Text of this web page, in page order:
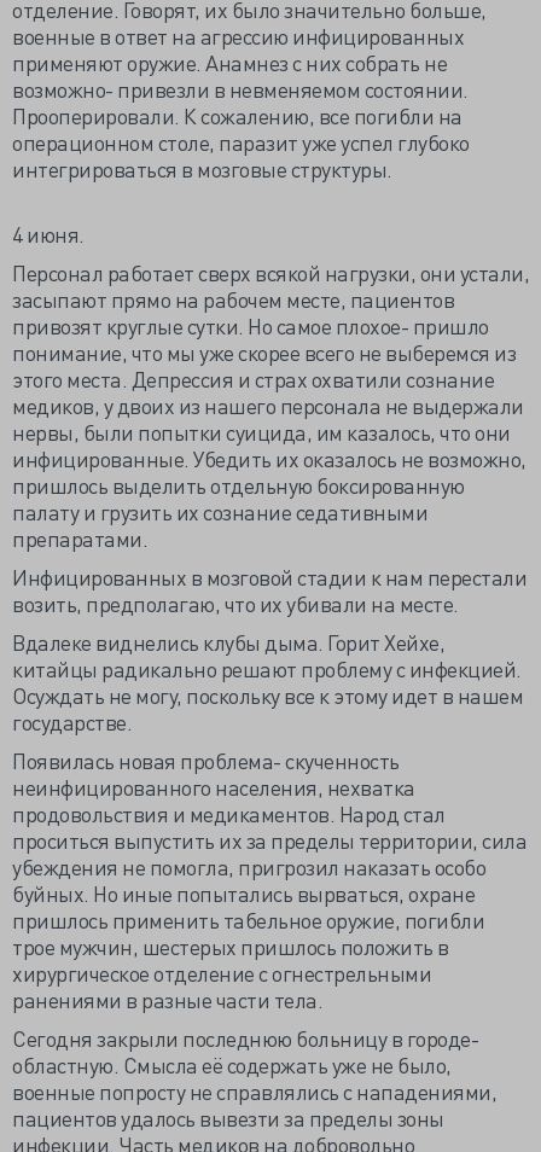
отделение. Говорят, их было значительно больше,
военные в ответ на агрессию инфицированных
применяют оружие. Анамнез с них собрать не
возможно- привезли в невменяемом состоянии.
Прооперировали. К сожалению, все погибли на
операционном столе, паразит уже успел глубоко
интегрироваться в мозговые структуры.
4 июня.
Персонал работает сверх всякой нагрузки, они устали,
засыпают прямо на рабочем месте, пациентов
привозят круглые сутки. Но самое плохое- пришло
понимание, что мы уже скорее всего не выберемся из
этого места. Депрессия и страх охватили сознание
медиков, у двоих из нашего персонала не выдержали
нервы, были попытки суицида, им казалось, что они
инфицированные. Убедить их оказалось не возможно,
пришлось выделить отдельную боксированную
палату и грузить их сознание седативными
препаратами.
Инфицированных в мозговой стадии к нам перестали
возить, предполагаю, что их убивали на месте.
Вдалеке виднелись клубы дыма. Горит Хейхе,
китайцы радикально решают проблему с инфекцией.
Осуждать не могу, поскольку все к этому идет в нашем
государстве.
Появилась новая проблема- скученность
неинфицированного населения, нехватка
продовольствия и медикаментов. Народ стал
проситься выпустить их за пределы территории, сила
убеждения не помогла, пригрозил наказать особо
буйных. Но иные попытались вырваться, охране
пришлось применить табельное оружие, погибли
трое мужчин, шестерых пришлось положить в
хирургическое отделение с огнестрельными
ранениями в разные части тела.
Сегодня закрыли последнюю больницу в городе-
областную. Смысла её содержать уже не было,
военные попросту не справлялись с нападениями,
пациентов удалось вывезти за пределы зоны
инфекции. Часть медиков на добровольно